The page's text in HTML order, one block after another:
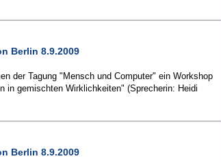
Berlin 8.9.2009
der Tagung "Mensch und Computer" ein Workshop
in gemischten Wirklichkeiten" (Sprecherin: Heidi
Berlin 8.9.2009